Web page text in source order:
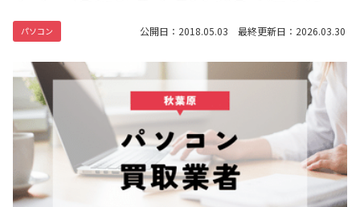
パソコン 公開日：2018.05.03 最終更新日：2026.03.30